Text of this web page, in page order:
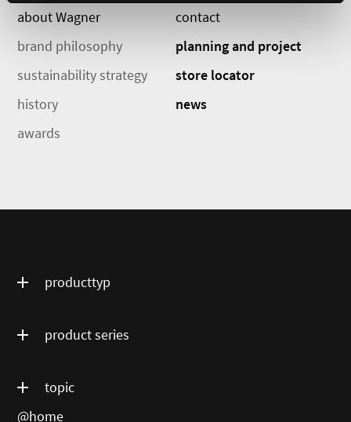
about Wagner
brand philosophy
sustainability strategy
history
awards
contact
planning and project
store locator
news
producttyp
product series
topic
@home